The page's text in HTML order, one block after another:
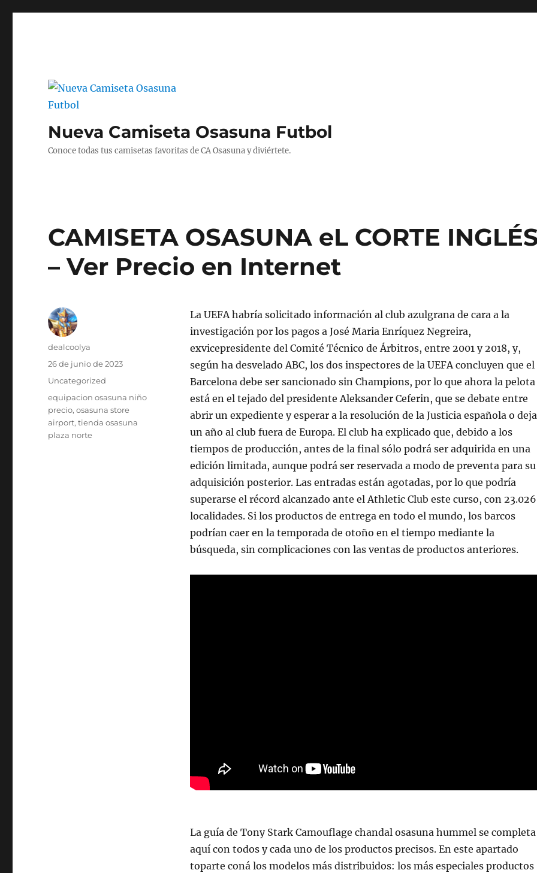
Nueva Camiseta Osasuna Futbol
Conoce todas tus camisetas favoritas de CA Osasuna y diviértete.
CAMISETA OSASUNA eL CORTE
– Ver Precio en Internet
La UEFA habría solicitado información al club azulgrana de cara a la
investigación por los pagos a José Maria Enríquez Negreira,
exvicepresidente del Comité Técnico de Árbitros, entre 2001 y 2018, y,
según ha desvelado ABC, los dos inspectores de la UEFA concluyen que el
Barcelona debe ser sancionado sin Champions, por lo que ahora la pelota
está en el tejado del presidente Aleksander Ceferin, que se debate entre
abrir un expediente y esperar a la resolución de la Justicia española o
un año al club fuera de Europa. El club ha explicado que, debido a los
tiempos de producción, antes de la final sólo podrá ser adquirida en una
edición limitada, aunque podrá ser reservada a modo de preventa para su
adquisición posterior. Las entradas están agotadas, por lo que podría
superarse el récord alcanzado ante el Athletic Club este curso, con 23.026
localidades. Si los productos de entrega en todo el mundo, los barcos
podrían caer en la temporada de otoño en el tiempo mediante la
búsqueda, sin complicaciones con las ventas de productos anteriores.
La guía de Tony Stark Camouflage chandal osasuna hummel se completa
aquí con todos y cada uno de los productos precisos. En este apartado
toparte coná los modelos más distribuidos: los más especiales productos
Autor
dealcoolya
Publicado
26 de junio de 2023
Categorías
Uncategorized
Etiquetas
equipacion osasuna niño
precio,osasuna store
airport,tienda osasuna
plaza norte